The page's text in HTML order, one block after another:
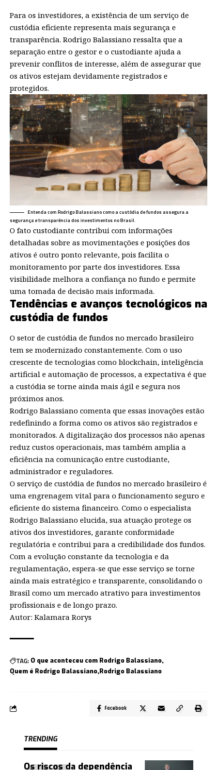
Para os investidores, a existência de um serviço de
custódia eficiente representa mais segurança e
transparência. Rodrigo Balassiano ressalta que a
separação entre o gestor e o custodiante ajuda a
prevenir conflitos de interesse, além de assegurar que
os ativos estejam devidamente registrados e
protegidos.
Entenda com Rodrigo Balassiano como a custódia de fundos assegura a
segurança e transparência dos investimentos no Brasil.
O fato custodiante contribui com informações
detalhadas sobre as movimentações e posições dos
ativos é outro ponto relevante, pois facilita o
monitoramento por parte dos investidores. Essa
visibilidade melhora a confiança no fundo e permite
uma tomada de decisão mais informada.
Tendências e avanços tecnológicos na
custódia de fundos
O setor de custódia de fundos no mercado brasileiro
tem se modernizado constantemente. Com o uso
crescente de tecnologias como blockchain, inteligência
artificial e automação de processos, a expectativa é que
a custódia se torne ainda mais ágil e segura nos
próximos anos.
Rodrigo Balassiano comenta que essas inovações estão
redefinindo a forma como os ativos são registrados e
monitorados. A digitalização dos processos não apenas
reduz custos operacionais, mas também amplia a
eficiência na comunicação entre custodiante,
administrador e reguladores.
O serviço de custódia de fundos no mercado brasileiro é
uma engrenagem vital para o funcionamento seguro e
eficiente do sistema financeiro. Como o especialista
Rodrigo Balassiano elucida, sua atuação protege os
ativos dos investidores, garante conformidade
regulatória e contribui para a credibilidade dos fundos.
Com a evolução constante da tecnologia e da
regulamentação, espera-se que esse serviço se torne
ainda mais estratégico e transparente, consolidando o
Brasil como um mercado atrativo para investimentos
profissionais e de longo prazo.
Autor: Kalamara Rorys
TAG: O que aconteceu com Rodrigo Balassiano
Quem é Rodrigo Balassiano Rodrigo Balassiano
Facebook
TRENDING
Os riscos da dependência